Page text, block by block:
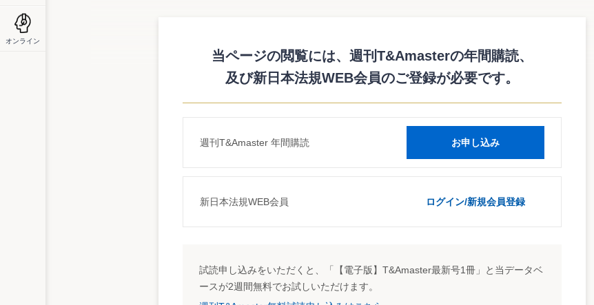
オンライン
所要の整備を行ったもの。当ページの閲覧には、週刊T&Amasterの年間購読、
及び新日本法規WEB会員のご登録が必要です。
週刊T&Amaster 年間購読 お申し込み
新日本法規WEB会員 ログイン/新規会員登録
試読申し込みをいただくと、「【電子版】T&Amaster最新号1冊」と当データベ
ースが2週間無料でお試しいただけます。